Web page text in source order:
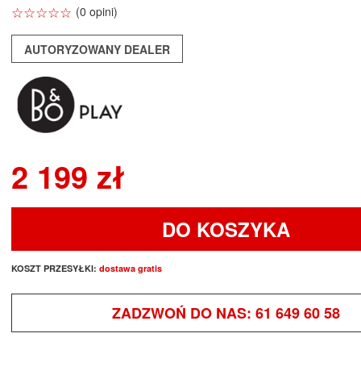
☆☆☆☆☆
★★★★★ (0 opini)
AUTORYZOWANY DEALER
2 199 zł
DO KOSZYKA
KOSZT PRZESYŁKI: dostawa gratis
ZADZWOŃ DO NAS: 61 649 60 58